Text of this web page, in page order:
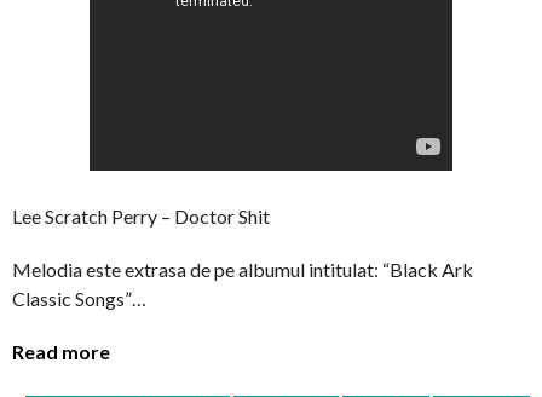
Lee Scratch Perry – Doctor Shit
Melodia este extrasa de pe albumul intitulat: “Black Ark
Classic Songs”…
Read more